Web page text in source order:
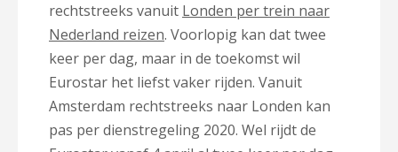
rechtstreeks vanuit Londen per trein naar
Nederland reizen. Voorlopig kan dat twee
keer per dag, maar in de toekomst wil
Eurostar het liefst vaker rijden. Vanuit
Amsterdam rechtstreeks naar Londen kan
pas per dienstregeling 2020. Wel rijdt de